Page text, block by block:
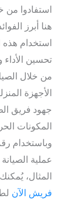
استفادوا من
هنا أبرز
استخدام هذه
تحسين الأداء
من خلال
الأجهزة
جهود فريق
المكونات
وباستخدام
عملية
المثال،
فريش الآن